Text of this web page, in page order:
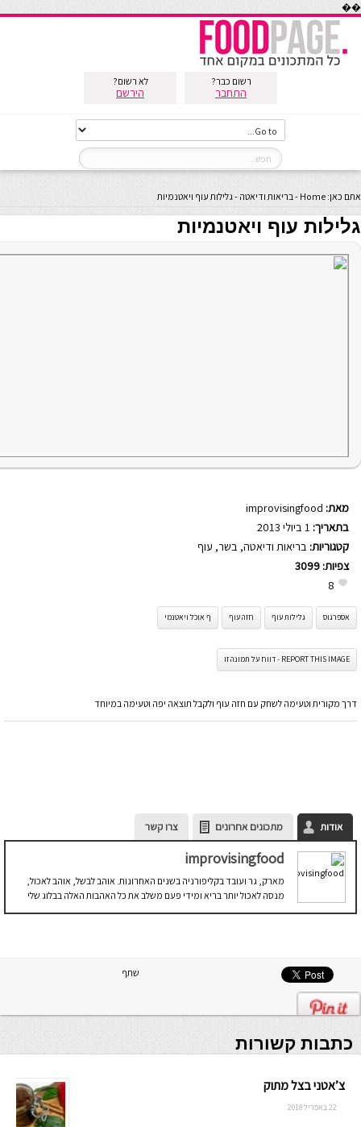
��
רשום כבר?
התחבר
לא רשום?
הירשם
אתם כאן: Home
-בריאות ודיאטה -גלילות עוף ויאטנמיות
גלילות עוף ויאטנמיות
מאת: improvisingfood
בתאריך:
קטגוריות: בריאות ודיאטה, בשר, עוף
צפיות: 3099
8
אספרגוס גלילות עוף חזה עוף ף אוכל ויאטנמי
REPORT THIS IMAGE - דווח על תמונה זו
דרך מקורית וטעימה לשחק עם חזה עוף ולקבל תוצאה יפה וטעימה במיוחד
אודות מתכונים אחרונים צרו קשר
improvisingfood
מארק, גר ועובד בקליפורניה בשנים האחרונות. אוהב לבשל, אוהב לאכול,
מנסה לאכול יותר בריא ומידי פעם משלב את כל האהבות האלה בבלוג שלי
שתף
כתבות קשורות
צ’אטני בצל מתוק
22 באפריל 2018